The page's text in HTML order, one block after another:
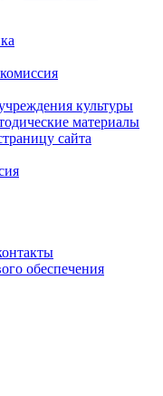
культуры
материалы
сайта
обеспечения